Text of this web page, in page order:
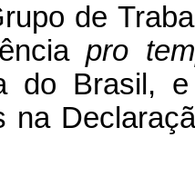
de
pro
do Brasil,
na